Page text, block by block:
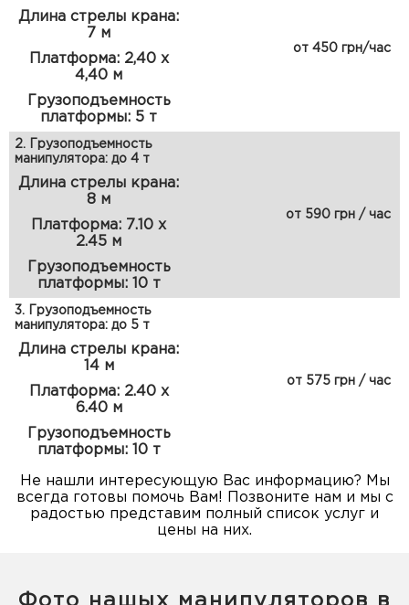
Длина стрелы крана:
7 м
Платформа: 2,40 х
4,40 м
Грузоподъемность
платформы: 5 т
от 450 грн/час
2. Грузоподъемность
манипулятора: до 4 т
Длина стрелы крана:
8 м
Платформа: 7.10 х
2.45 м
Грузоподъемность
платформы: 10 т
от 590 грн / час
3. Грузоподъемность
манипулятора: до 5 т
Длина стрелы крана:
14 м
Платформа: 2.40 х
6.40 м
Грузоподъемность
платформы: 10 т
от 575 грн / час
Не нашли интересующую Вас информацию? Мы
всегда готовы помочь Вам! Позвоните нам и мы с
радостью представим полный список услуг и
цены на них.